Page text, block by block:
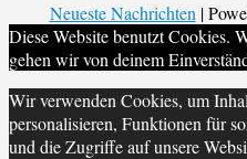
Neueste Nachrichten|
Diese Website benutzt Cookies.
gehen wir von deinem
Wir verwenden Cookies, um
personalisieren, Funktionen für
und die Zugriffe auf unsere